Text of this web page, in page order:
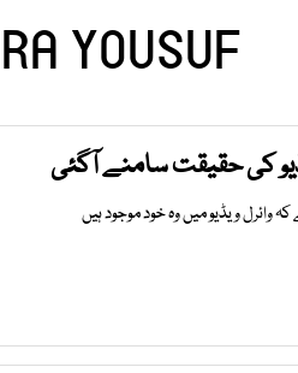
YOUSUF
کی حقیقت سامنے آگئی
کہ وائرل ویڈیو میں وہ خود موجود ہیں